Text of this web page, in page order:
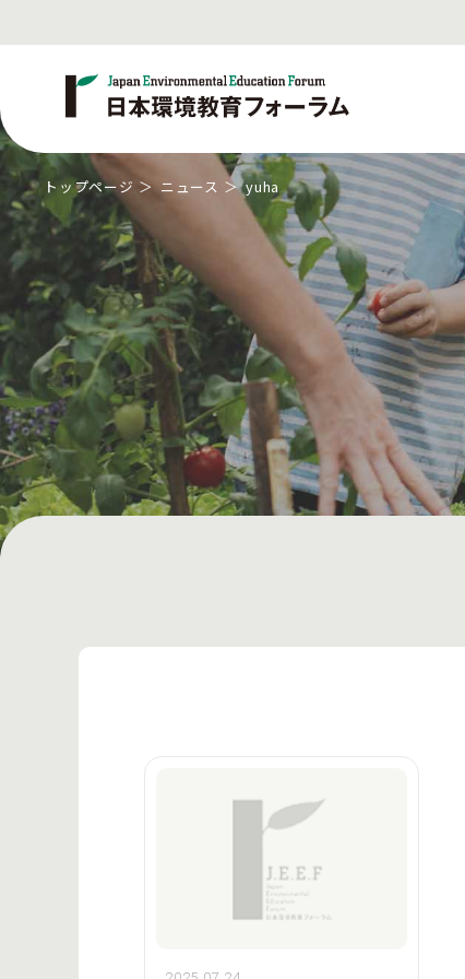
トップページ ニュース yuha